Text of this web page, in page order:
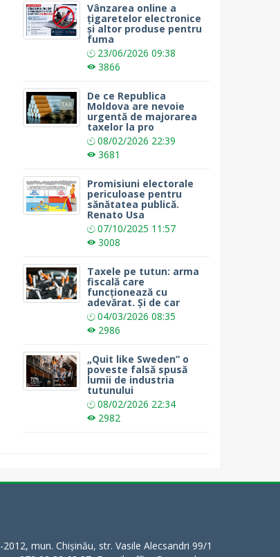
Vânzarea online a
țigaretelor electronice
și altor produse pentru
fuma
23/06/2026 09:38
3866
De ce Republica
Moldova are nevoie
urgentă de majorarea
taxelor la pro
08/02/2026 22:39
3681
Promisiuni electorale
periculoase pentru
sănătatea publică.
Renato Usa
07/10/2025 11:57
3008
Taxele pe tutun: arma
fiscală care
funcționează cu
adevărat. Și de car
04/03/2026 08:35
2986
„Quit like Sweden” o
poveste falsă spusă
lumii de industria
tutunului
08/02/2026 22:34
2982
mun. Chișinău, str. Vasile Alecsandri 99/1